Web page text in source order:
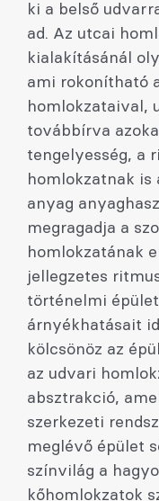
ki a belső
ad. Az utcai
kialakításánál
ami rokonítható
homlokzataival,
továbbírva
tengelyesség, a
homlokzatnak is
anyag
megragadja a
homlokzatának
jellegzetes
történelmi
árnyékhatásait
kölcsönöz az
az udvari
absztrakció,
szerkezeti
meglévő épület
színvilág a
kőhomlokzatok